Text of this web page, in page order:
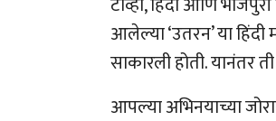
आलेल्या ‘उतरन’ या
साकारली होती. यानंतर
आपल्या अभिनयाच्या